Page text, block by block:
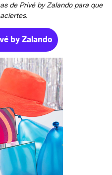
de Privé by Zalando para que
by Zalando